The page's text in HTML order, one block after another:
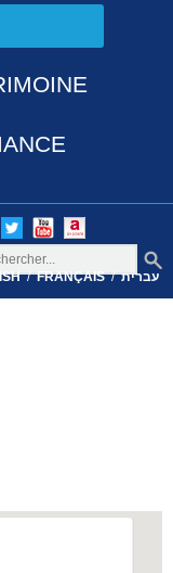
/ FRANÇAIS / עברית